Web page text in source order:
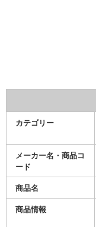
カテゴリー
メーカー名・商品コ
ード
商品名
商品情報